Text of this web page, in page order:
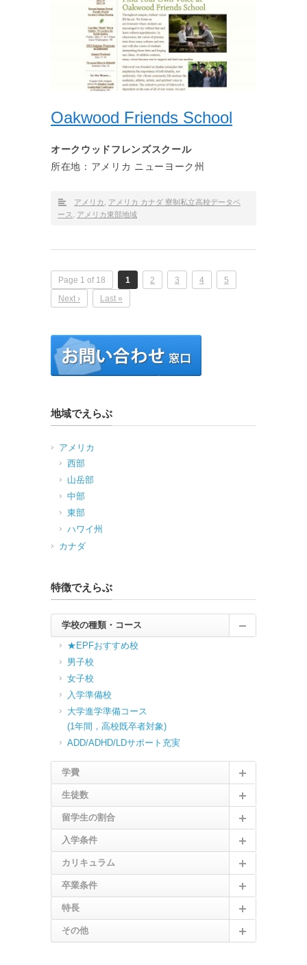
Oakwood Friends School
オークウッドフレンズスクール
所在地：アメリカ ニューヨーク州
アメリカ
アメリカ カナダ 寮制私立高校データベ
ース
アメリカ東部地域
Page 1 of 18 1 2 3 4
5
Next ›
Last »
地域でえらぶ
アメリカ
西部
山岳部
中部
東部
ハワイ州
カナダ
特徴でえらぶ
学校の種類・コース
★EPFおすすめ校
男子校
女子校
入学準備校
大学進学準備コース
(1年間，高校既卒者対象)
ADD/ADHD/LDサポート充実
学費
生徒数
留学生の割合
入学条件
カリキュラム
卒業条件
特長
その他